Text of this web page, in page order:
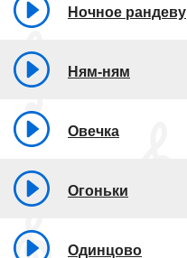
Ночное рандеву
Ням-ням
Овечка
Огоньки
Одинцово